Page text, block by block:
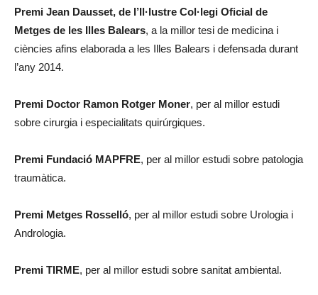
Premi Jean Dausset, de l’Il·lustre Col·legi Oficial de
Metges de les Illes Balears, a la millor tesi de medicina i
ciències afins elaborada a les Illes Balears i defensada durant
l’any 2014.
Premi Doctor Ramon Rotger Moner, per al millor estudi
sobre cirurgia i especialitats quirúrgiques.
Premi Fundació MAPFRE, per al millor estudi sobre patologia
traumàtica.
Premi Metges Rosselló, per al millor estudi sobre Urologia i
Andrologia.
Premi TIRME, per al millor estudi sobre sanitat ambiental.